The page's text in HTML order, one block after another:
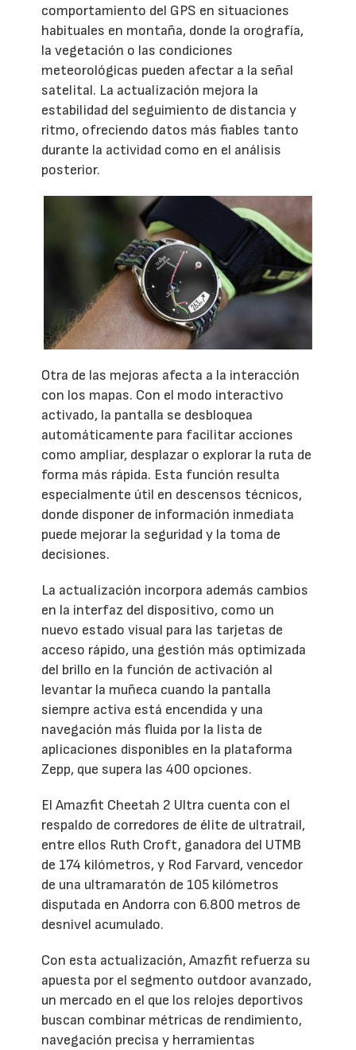
comportamiento del GPS en situaciones
habituales en montaña, donde la orografía,
la vegetación o las condiciones
meteorológicas pueden afectar a la señal
satelital. La actualización mejora la
estabilidad del seguimiento de distancia y
ritmo, ofreciendo datos más fiables tanto
durante la actividad como en el análisis
posterior.
Otra de las mejoras afecta a la interacción
con los mapas. Con el modo interactivo
activado, la pantalla se desbloquea
automáticamente para facilitar acciones
como ampliar, desplazar o explorar la ruta de
forma más rápida. Esta función resulta
especialmente útil en descensos técnicos,
donde disponer de información inmediata
puede mejorar la seguridad y la toma de
decisiones.
La actualización incorpora además cambios
en la interfaz del dispositivo, como un
nuevo estado visual para las tarjetas de
acceso rápido, una gestión más optimizada
del brillo en la función de activación al
levantar la muñeca cuando la pantalla
siempre activa está encendida y una
navegación más fluida por la lista de
aplicaciones disponibles en la plataforma
Zepp, que supera las 400 opciones.
El Amazfit Cheetah 2 Ultra cuenta con el
respaldo de corredores de élite de ultratrail,
entre ellos Ruth Croft, ganadora del UTMB
de 174 kilómetros, y Rod Farvard, vencedor
de una ultramaratón de 105 kilómetros
disputada en Andorra con 6.800 metros de
desnivel acumulado.
Con esta actualización, Amazfit refuerza su
apuesta por el segmento outdoor avanzado,
un mercado en el que los relojes deportivos
buscan combinar métricas de rendimiento,
navegación precisa y herramientas